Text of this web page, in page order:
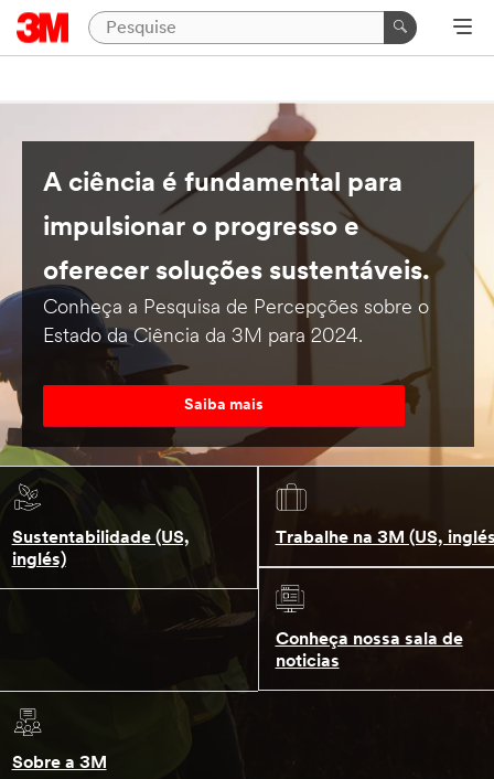
A ciência é fundamental para
impulsionar o progresso e
oferecer soluções sustentáveis.
Conheça a Pesquisa de Percepções sobre o
Estado da Ciência da 3M para 2024.
Saiba mais
Sustentabilidade (US,
inglés)
Trabalhe na 3M (US,
Conheça nossa sala de
noticias
Sobre a 3M